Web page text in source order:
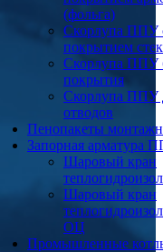
(фольга)
Скорлупа ППУ
покрытием
Скорлупа ППУ
покрытия
Скорлупа ППУ
отводов
Пенопакеты
Запорная арматура
Шаровый кран
Шаровый кран
ОЦ
Промышленные